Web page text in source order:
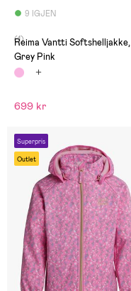
9 IGJEN
(1)
Reima Vantti Softshelljakke,
Grey Pink
699 kr
Superpris
Outlet